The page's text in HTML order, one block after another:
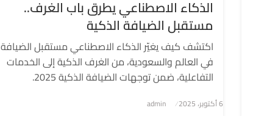
الذكاء الاصطناعي يطرق باب الغرف..
مستقبل الضيافة الذكية
اكتشف كيف يغيّر الذكاء الاصطناعي مستقبل الضيافة
في العالم والسعودية، من الغرف الذكية إلى الخدمات
التفاعلية، ضمن توجهات الضيافة الذكية 2025.
نُشر
6 أكتوبر، 2025 admin